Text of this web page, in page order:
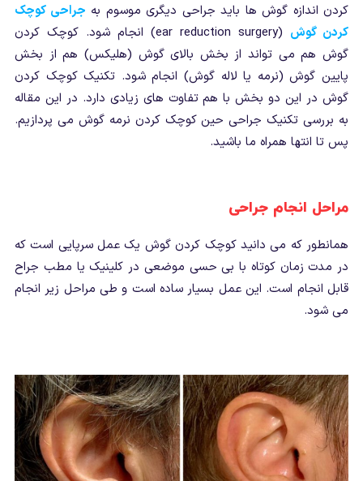
کردن اندازه گوش ها باید جراحی دیگری موسوم به جراحی کوچک
کردن گوش
(ear reduction surgery) انجام شود. کوچک کردن
گوش هم می تواند از بخش بالای گوش (هلیکس) هم از بخش
پایین گوش (نرمه یا لاله گوش) انجام شود. تکنیک کوچک کردن
گوش در این دو بخش با هم تفاوت های زیادی دارد. در این مقاله
به بررسی تکنیک جراحی حین کوچک کردن نرمه گوش می پردازیم.
پس تا انتها همراه ما باشید.
مراحل انجام جراحی
همانطور که می دانید کوچک کردن گوش یک عمل سرپایی است که
در مدت زمان کوتاه با بی حسی موضعی در کلینیک یا مطب جراح
قابل انجام است. این عمل بسیار ساده است و طی مراحل زیر انجام
می شود.